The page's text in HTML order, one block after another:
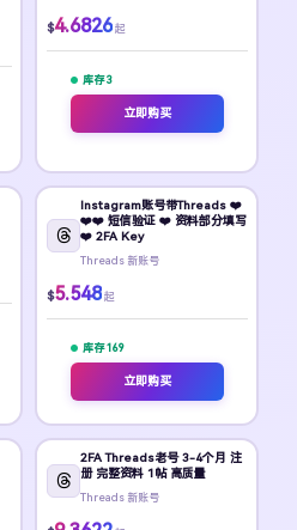
$4.6826 起
库存 3
立即购买
Instagram账号带Threads ❤️
❤️❤️ 短信验证 ❤️ 资料部分填写
❤️ 2FA Key
Threads 新账号
$5.548 起
库存 169
立即购买
2FA Threads老号 3-4个月 注
册 完整资料 1帖 高质量
Threads 新账号